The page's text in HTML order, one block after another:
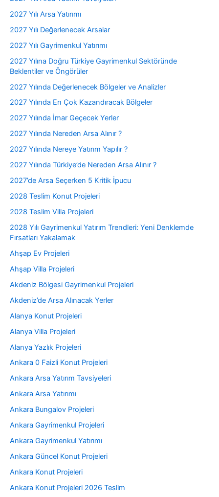
2027 Yılı Arsa Yatırımı
2027 Yılı Değerlenecek Arsalar
2027 Yılı Gayrimenkul Yatırımı
2027 Yılına Doğru Türkiye Gayrimenkul Sektöründe
Beklentiler ve Öngörüler
2027 Yılında Değerlenecek Bölgeler ve Analizler
2027 Yılında En Çok Kazandıracak Bölgeler
2027 Yılında İmar Geçecek Yerler
2027 Yılında Nereden Arsa Alınır ?
2027 Yılında Nereye Yatırım Yapılır ?
2027 Yılında Türkiye’de Nereden Arsa Alınır ?
2027’de Arsa Seçerken 5 Kritik İpucu
2028 Teslim Konut Projeleri
2028 Teslim Villa Projeleri
2028 Yılı Gayrimenkul Yatırım Trendleri: Yeni Denklemde
Fırsatları Yakalamak
Ahşap Ev Projeleri
Ahşap Villa Projeleri
Akdeniz Bölgesi Gayrimenkul Projeleri
Akdeniz’de Arsa Alınacak Yerler
Alanya Konut Projeleri
Alanya Villa Projeleri
Alanya Yazlık Projeleri
Ankara 0 Faizli Konut Projeleri
Ankara Arsa Yatırım Tavsiyeleri
Ankara Arsa Yatırımı
Ankara Bungalov Projeleri
Ankara Gayrimenkul Projeleri
Ankara Gayrimenkul Yatırımı
Ankara Güncel Konut Projeleri
Ankara Konut Projeleri
Ankara Konut Projeleri 2026 Teslim